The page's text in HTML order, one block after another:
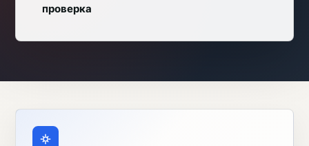
проверка